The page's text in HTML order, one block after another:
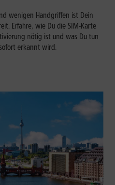
wenigen Handgriffen ist Dein
Erfahre, wie Du die SIM-Karte
nötig ist und was Du tun
erkannt wird.